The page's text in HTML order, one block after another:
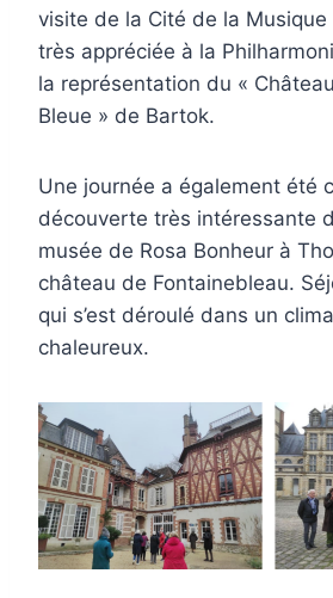
visite de la Cité de la Musique
très appréciée à la
la représentation du «
Bleue » de Bartok.
Une journée a également été
découverte très intéressante
musée de Rosa Bonheur à
château de Fontainebleau.
qui s’est déroulé dans un
chaleureux.